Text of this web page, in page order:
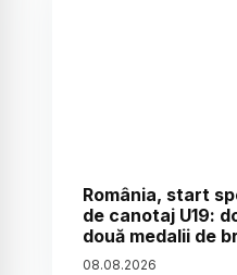
România, start
de canotaj U19:
două medalii de
08.08.2026